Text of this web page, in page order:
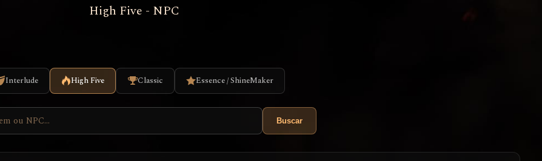
High Five - NPC
Interlude High Five Classic Essence / ShineMaker
Buscar